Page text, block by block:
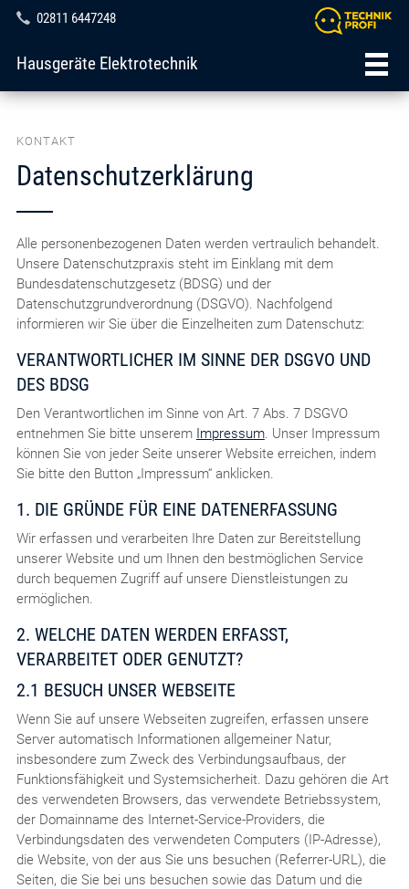
02811 6447248
Hausgeräte Elektrotechnik
KONTAKT
Datenschutzerklärung
Alle personenbezogenen Daten werden vertraulich behandelt.
Unsere Datenschutzpraxis steht im Einklang mit dem
Bundesdatenschutzgesetz (BDSG) und der
Datenschutzgrundverordnung (DSGVO). Nachfolgend
informieren wir Sie über die Einzelheiten zum Datenschutz:
VERANTWORTLICHER IM SINNE DER DSGVO UND
DES BDSG
Den Verantwortlichen im Sinne von Art. 7 Abs. 7 DSGVO
entnehmen Sie bitte unserem Impressum. Unser Impressum
können Sie von jeder Seite unserer Website erreichen, indem
Sie bitte den Button „Impressum“ anklicken.
1. DIE GRÜNDE FÜR EINE DATENERFASSUNG
Wir erfassen und verarbeiten Ihre Daten zur Bereitstellung
unserer Website und um Ihnen den bestmöglichen Service
durch bequemen Zugriff auf unsere Dienstleistungen zu
ermöglichen.
2. WELCHE DATEN WERDEN ERFASST,
VERARBEITET ODER GENUTZT?
2.1 BESUCH UNSER WEBSEITE
Wenn Sie auf unsere Webseiten zugreifen, erfassen unsere
Server automatisch Informationen allgemeiner Natur,
insbesondere zum Zweck des Verbindungsaufbaus, der
Funktionsfähigkeit und Systemsicherheit. Dazu gehören die Art
des verwendeten Browsers, das verwendete Betriebssystem,
der Domainname des Internet-Service-Providers, die
Verbindungsdaten des verwendeten Computers (IP-Adresse),
die Website, von der aus Sie uns besuchen (Referrer-URL), die
Seiten, die Sie bei uns besuchen sowie das Datum und die